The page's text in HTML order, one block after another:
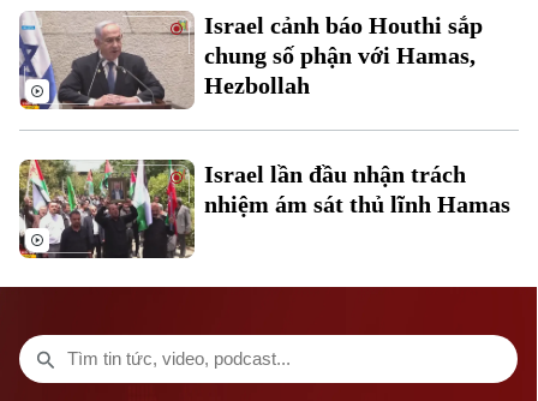
Tòa soạn
0865.116.699 (hotline)
Tòa soạn
0865.116.699
Israel cảnh báo Houthi sắp
chung số phận với Hamas,
Hezbollah
Israel lần đầu nhận trách
nhiệm ám sát thủ lĩnh Hamas